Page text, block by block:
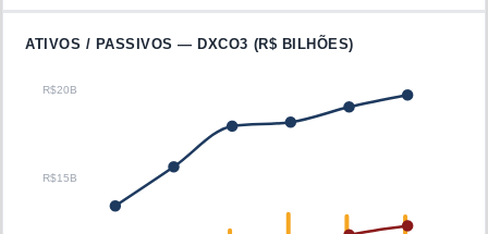
ATIVOS / PASSIVOS — DXCO3 (R$ BILHÕES)
R$15B
R$20B